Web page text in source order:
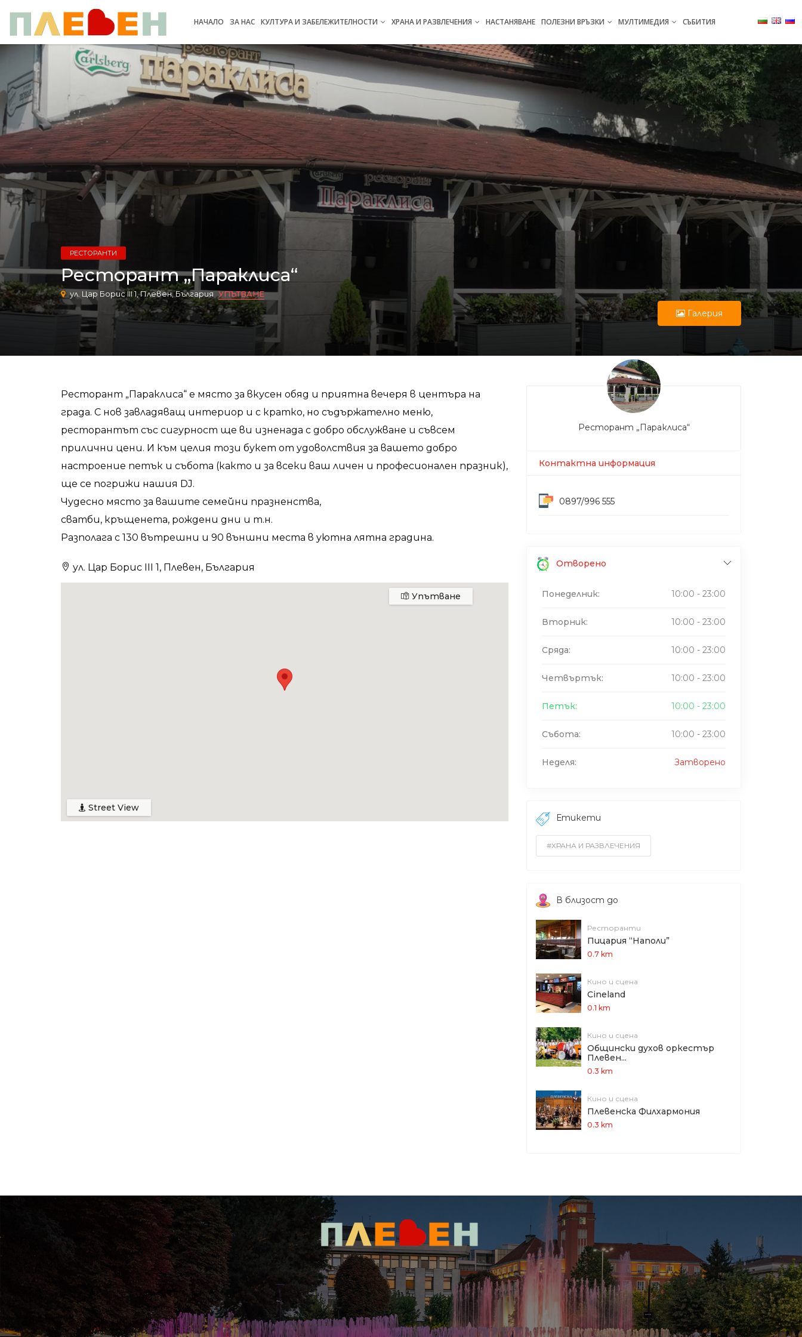
НАЧАЛО ЗА НАС КУЛТУРА И ЗАБЕЛЕЖИТЕЛНОСТИ ХРАНА И РАЗВЛЕЧЕНИЯ НАСТАНЯВAНЕ ПОЛЕЗНИ ВРЪЗКИ МУЛТИМЕДИЯ СЪБИТИЯ
РЕСТОРАНТИ
Ресторант „Параклиса“
ул. Цар Борис III 1, Плевен, България УПЪТВАНЕ
Галерия
Ресторант „Параклиса“ е място за вкусен обяд и приятна вечеря в центъра на
града. С нов завладяващ интериор и с кратко, но съдържателно меню,
ресторантът със сигурност ще ви изненада с добро обслужване и съвсем
прилични цени. И към целия този букет от удоволствия за вашето добро
настроение петък и събота (както и за всеки ваш личен и професионален празник),
ще се погрижи нашия DJ.
Чудесно място за вашите семейни празненства,
сватби, кръщенета, рождени дни и т.н.
Разполага с 130 вътрешни и 90 външни места в уютна лятна градина.
ул. Цар Борис III 1, Плевен, България
Street View
Упътване
Ресторант „Параклиса“
Контактна информация
0897/996 555
Отворено
Понеделник: 10:00 - 23:00
Вторник: 10:00 - 23:00
Сряда: 10:00 - 23:00
Четвъртък: 10:00 - 23:00
Петък: 10:00 - 23:00
Събота: 10:00 - 23:00
Неделя: Затворено
Етикети
#ХРАНА И РАЗВЛЕЧЕНИЯ
В близост до
Ресторанти
Пицария “Наполи”
0.7 km
Кино и сцена
Cineland
0.1 km
Кино и сцена
Общински духов оркестър
Плевен...
0.3 km
Кино и сцена
Плевенска Филхармония
0.3 km